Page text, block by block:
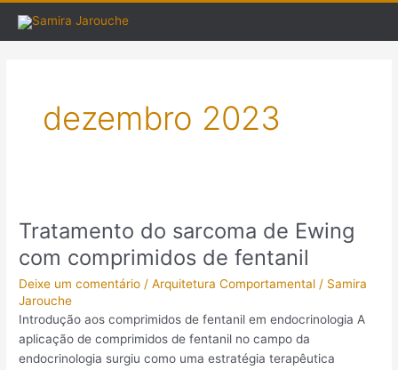
para
dezembro 2023
Tratamento do sarcoma de Ewing
com comprimidos de fentanil
Deixe um comentário /Arquitetura Comportamental / Samira
Jarouche
Introdução aos comprimidos de fentanil em endocrinologia A
aplicação de comprimidos de fentanil no campo da
endocrinologia surgiu como uma estratégia terapêutica
Tratamento
sarcoma
de
Ewing
com
comprimidos
de